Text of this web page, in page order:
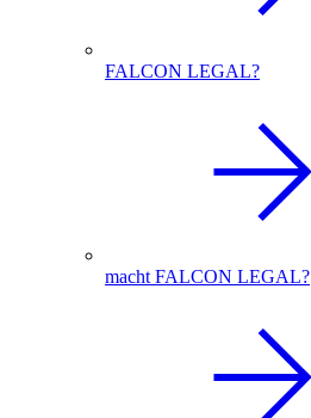
FALCON LEGAL?
macht FALCON LEGAL?